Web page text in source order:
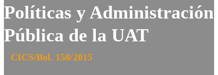
Políticas y Administración
Pública de la UAT
CICS/Bol. 158/2015